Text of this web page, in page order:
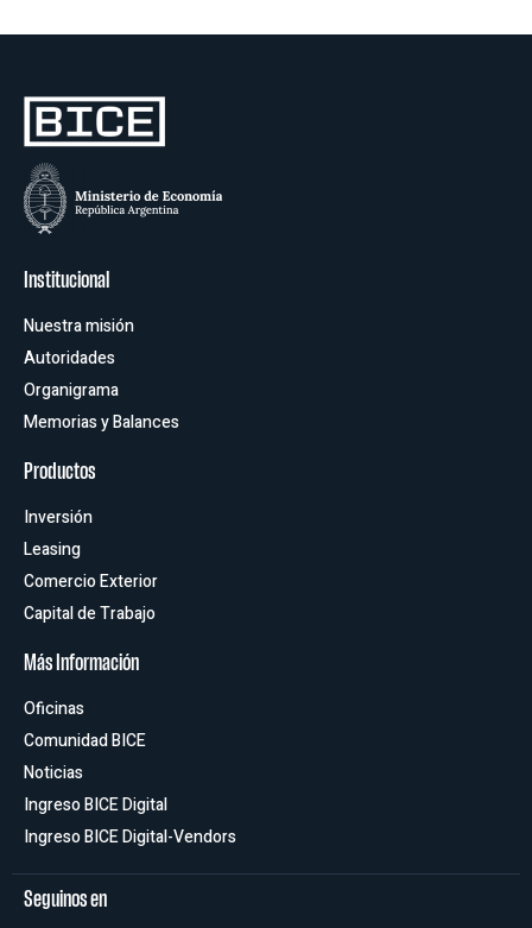
Institucional
Nuestra misión
Autoridades
Organigrama
Memorias y Balances
Productos
Inversión
Leasing
Comercio Exterior
Capital de Trabajo
Más Información
Oficinas
Comunidad BICE
Noticias
Ingreso BICE Digital
Ingreso BICE Digital-Vendors
Seguinos en